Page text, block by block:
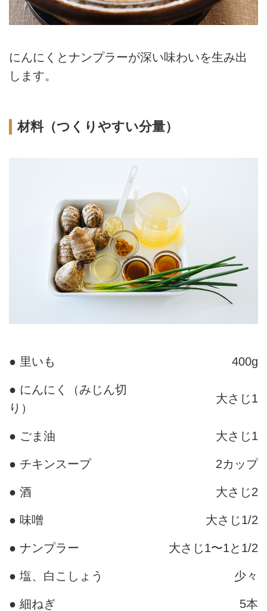
にんにくとナンプラーが深い味わいを生み出
します。
材料（つくりやすい分量）
● 里いも 400g
● にんにく（みじん切
り）
大さじ1
● ごま油 大さじ1
● チキンスープ 2カップ
● 酒 大さじ2
● 味噌 大さじ1/2
● ナンプラー 大さじ1〜1と1/2
● 塩、白こしょう 少々
● 細ねぎ 5本